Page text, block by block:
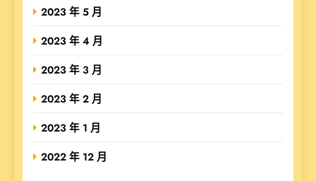
2023 年 5 月
2023 年 4 月
2023 年 3 月
2023 年 2 月
2023 年 1 月
2022 年 12 月